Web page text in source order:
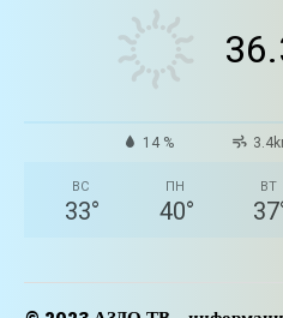
14 %
ВС
33°
ПН
40°
ВТ
37